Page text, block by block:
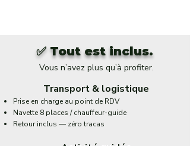
✅ Tout est inclus.
Vous n’avez plus qu’à profiter.
Transport & logistique
Prise en charge au point de RDV
Navette 8 places / chauffeur-guide
Retour inclus — zéro tracas